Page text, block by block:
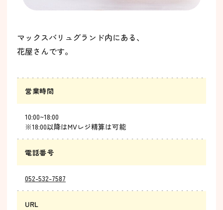
マックスバリュグランド内にある、
花屋さんです。
営業時間
10:00~18:00
※18:00以降はMVレジ精算は可能
電話番号
052-532-7587
URL